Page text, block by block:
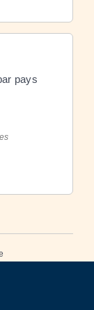
pays